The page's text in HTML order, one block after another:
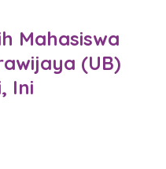
Mahasiswa
(UB)
Ini